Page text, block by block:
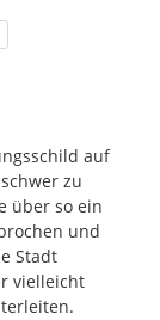
auf
zu
über so ein
und
Stadt
vielleicht